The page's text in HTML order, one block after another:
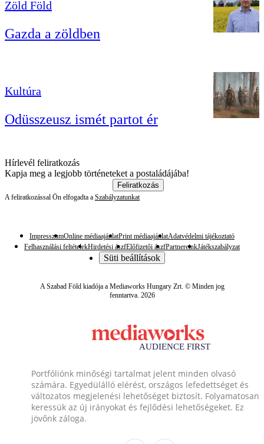
Zöld Föld
Gazda a zöldben
Kultúra
Odüsszeusz ismét partot ér
Hírlevél feliratkozás
Kapja meg a legjobb történeteket a postaládájába!
Feliratkozás
A feliratkozással Ön elfogadta a Szabályzatunkat
ImpresszumOnline médiaajánlatPrint médiaajánlatAdatvédelmi tájékoztató
Felhasználási feltételekHirdetési ászfElőfizetői ászfPartnereinkJátékszabályzat
Süti beállítások
A Szabad Föld kiadója a Mediaworks Hungary Zrt. © Minden jog
fenntartva. 2026
Portfóliónk minőségi tartalmat jelent minden olvasó
számára. Egyedülálló elérést, országos lefedettséget és
változatos megjelenési lehetőséget biztosít. Folyamatosan
keressük az új irányokat és fejlődési lehetőségeket. Ez
jövőnk záloga.